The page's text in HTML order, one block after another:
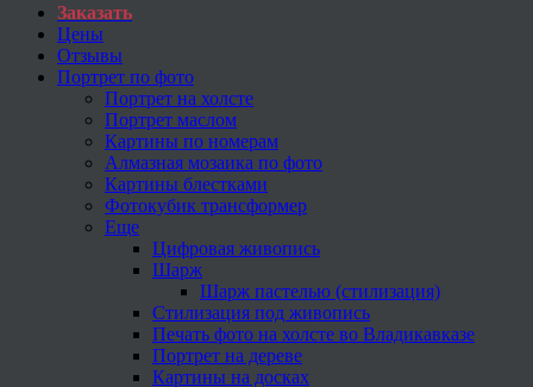
Заказать
Цены
Отзывы
Портрет по фото
Портрет на холсте
Портрет маслом
Картины по номерам
Алмазная мозаика по фото
Картины блестками
Фотокубик трансформер
Еще
Цифровая живопись
Шарж
Шарж пастелью (стилизация)
Стилизация под живопись
Печать фото на холсте во Владикавказе
Портрет на дереве
Картины на досках